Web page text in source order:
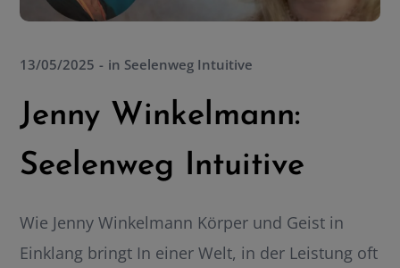
13/05/2025 in Seelenweg Intuitive
Jenny Winkelmann:
Seelenweg Intuitive
Wie Jenny Winkelmann Körper und Geist in
Einklang bringt In einer Welt, in der Leistung oft